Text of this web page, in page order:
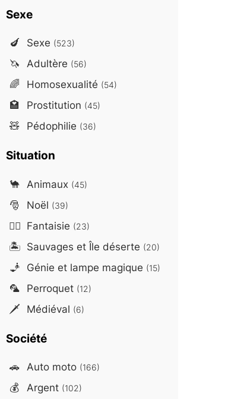
Sexe
🍆 Sexe (523)
🦄 Adultère (56)
🌈 Homosexualité (54)
🏩 Prostitution (45)
🧸 Pédophilie (36)
Situation
🐪 Animaux (45)
🎅 Noël (39)
🧙‍♂️ Fantaisie (23)
🏝️ Sauvages et Île déserte (20)
🧞 Génie et lampe magique (15)
🦜 Perroquet (12)
🗡️ Médiéval (6)
Société
🚗 Auto moto (166)
💰 Argent (102)